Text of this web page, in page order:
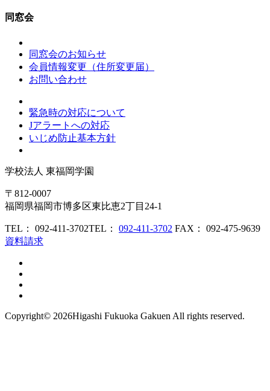
同窓会
同窓会のお知らせ
会員情報変更（住所変更届）
お問い合わせ
緊急時の対応について
Jアラートへの対応
いじめ防止基本方針
学校法人 東福岡学園
〒812-0007
福岡県福岡市博多区東比恵2丁目24-1
TEL： 092-411-3702TEL： 092-411-3702 FAX： 092-475-9639
資料請求
Copyright© 2026Higashi Fukuoka Gakuen All rights reserved.